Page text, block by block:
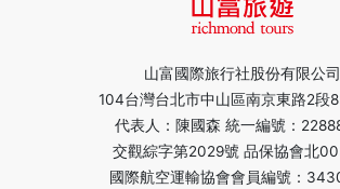
山富國際旅行社股份有限公司
104台灣台北市中山區南京東路2段
代表人：陳國森 統一編號：
交觀綜字第2029號 品保協會北
國際航空運輸協會會員編號：